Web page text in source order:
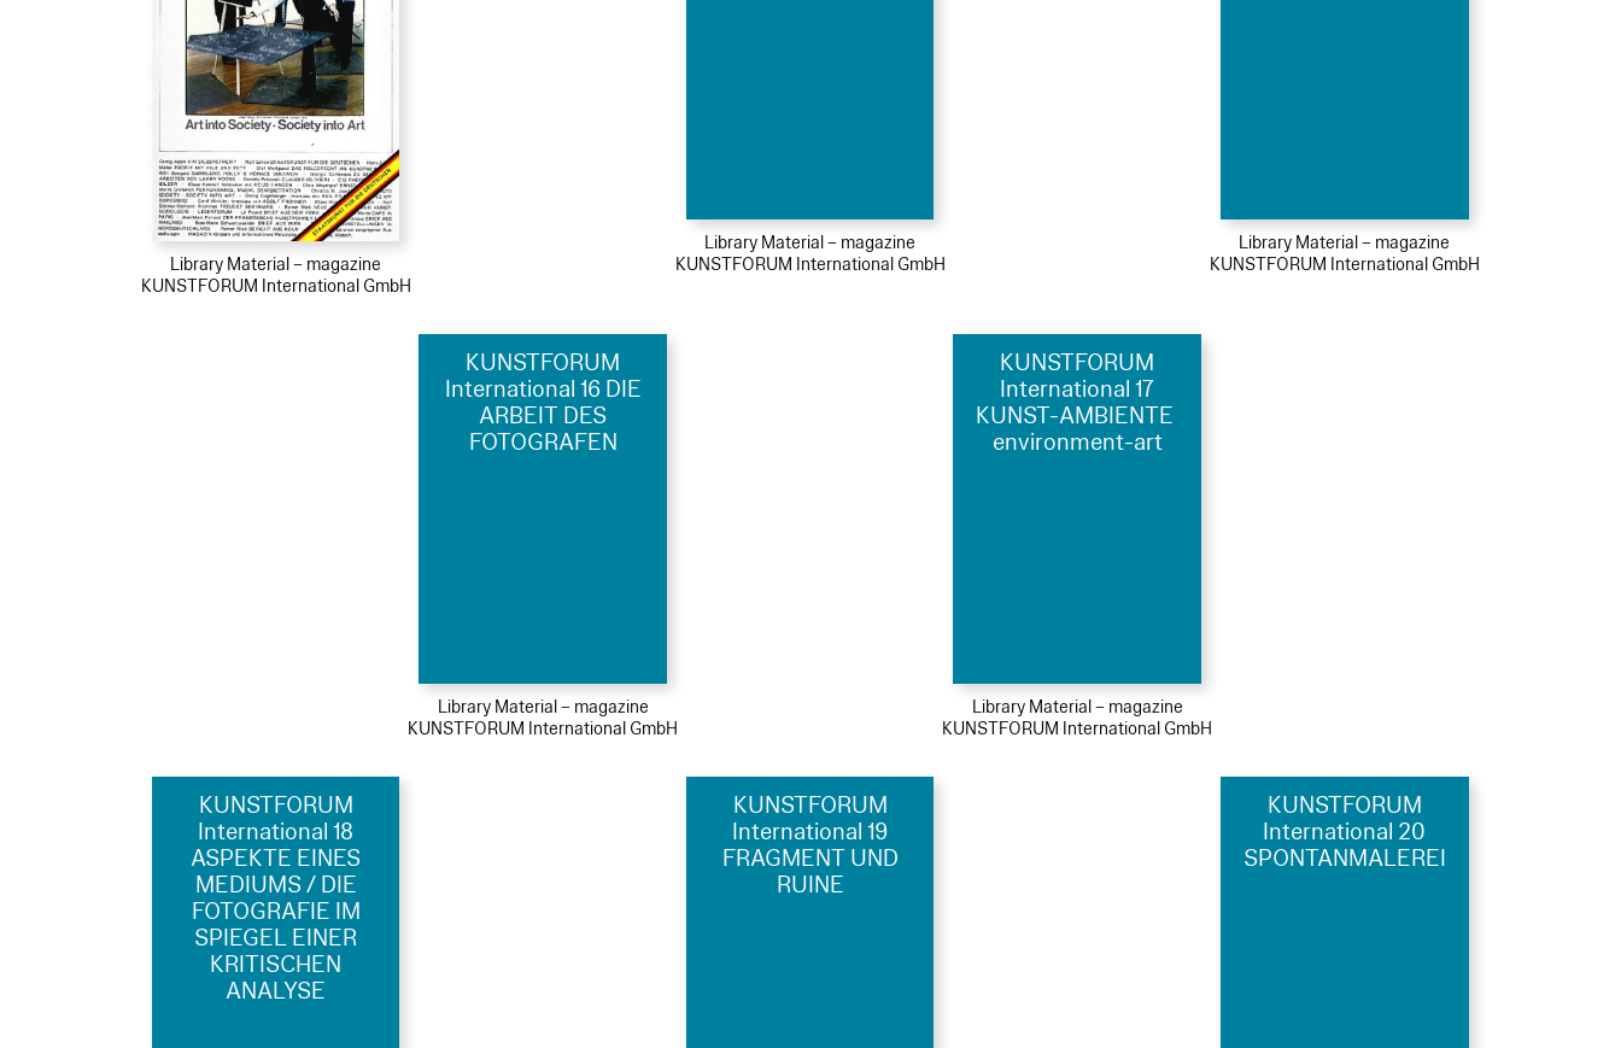
Library Material – magazine
KUNSTFORUM International GmbH
Library Material – magazine
KUNSTFORUM International GmbH
Library Material – magazine
KUNSTFORUM International GmbH
KUNSTFORUM
International 16 DIE
ARBEIT DES
FOTOGRAFEN
Library Material – magazine
KUNSTFORUM International GmbH
KUNSTFORUM
International 17
KUNST-AMBIENTE
environment-art
Library Material – magazine
KUNSTFORUM International GmbH
KUNSTFORUM
International 18
ASPEKTE EINES
MEDIUMS / DIE
FOTOGRAFIE IM
SPIEGEL EINER
KRITISCHEN
ANALYSE
KUNSTFORUM
International 19
FRAGMENT UND
RUINE
KUNSTFORUM
International 20
SPONTANMALEREI